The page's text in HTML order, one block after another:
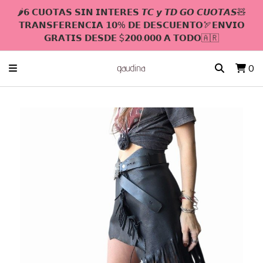
🌶𝟲 𝗖𝗨𝗢𝗧𝗔𝗦 𝗦𝗜𝗡 𝗜𝗡𝗧𝗘𝗥𝗘𝗦 𝙏𝘾 𝙮 𝙏𝘿 𝙂𝙊 𝘾𝙐𝙊𝙏𝘼𝙎🧸
𝗧𝗥𝗔𝗡𝗦𝗙𝗘𝗥𝗘𝗡𝗖𝗜𝗔 𝟭𝟬% 𝗗𝗘 𝗗𝗘𝗦𝗖𝗨𝗘𝗡𝗧𝗢🏹𝗘𝗡𝗩𝗜𝗢
𝗚𝗥𝗔𝗧𝗜𝗦 𝗗𝗘𝗦𝗗𝗘 $𝟮𝟬𝟬.𝟬𝟬𝟬 𝗔 𝗧𝗢𝗗𝗢🇦🇷
0